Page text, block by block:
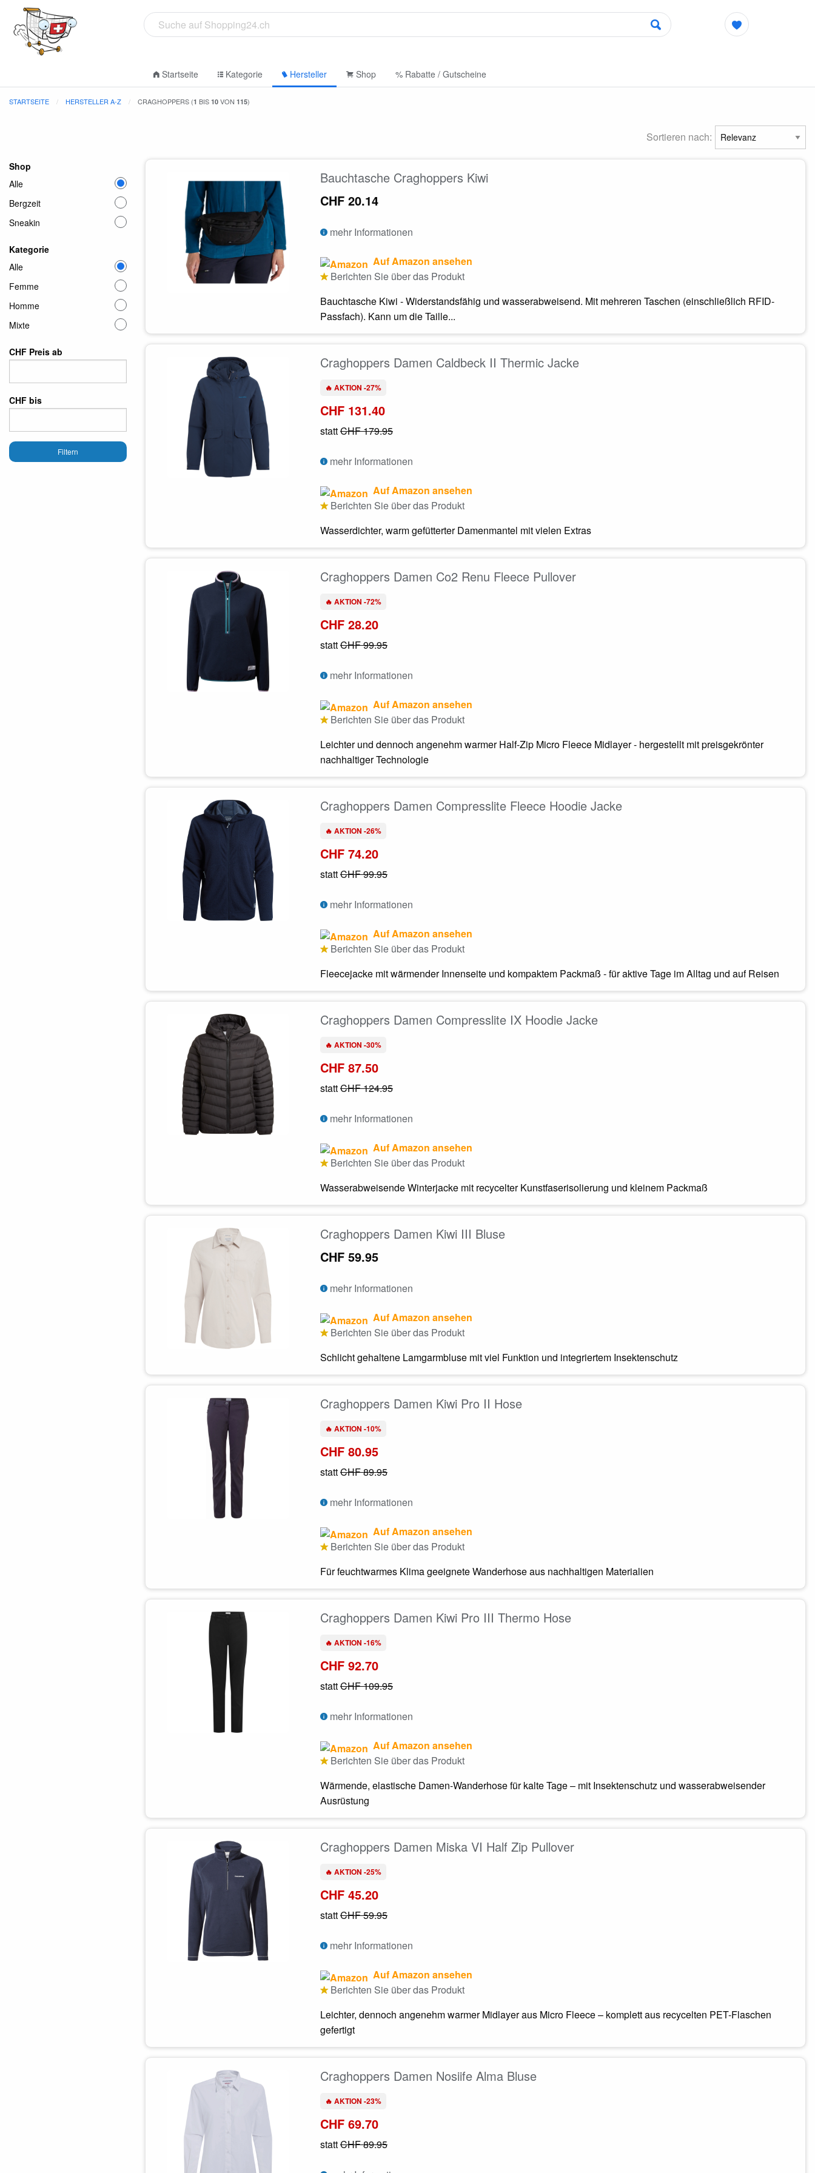
Startseite Kategorie Hersteller Shop % Rabatte / Gutscheine
STARTSEITE HERSTELLER A-Z CRAGHOPPERS (1 BIS 10 VON 115)
Sortieren nach:
Shop
Alle
Bergzeit
Sneakin
Kategorie
Alle
Femme
Homme
Mixte
CHF Preis ab
CHF bis
Filtern
Bauchtasche Craghoppers Kiwi
CHF 20.14
mehr Informationen
Auf Amazon ansehen
Berichten Sie über das Produkt
Bauchtasche Kiwi - Widerstandsfähig und wasserabweisend. Mit mehreren Taschen (einschließlich RFID-
Passfach). Kann um die Taille...
Craghoppers Damen Caldbeck II Thermic Jacke
🔥 AKTION -27%
CHF 131.40
stattCHF 179.95
mehr Informationen
Auf Amazon ansehen
Berichten Sie über das Produkt
Wasserdichter, warm gefütterter Damenmantel mit vielen Extras
Craghoppers Damen Co2 Renu Fleece Pullover
🔥 AKTION -72%
CHF 28.20
stattCHF 99.95
mehr Informationen
Auf Amazon ansehen
Berichten Sie über das Produkt
Leichter und dennoch angenehm warmer Half-Zip Micro Fleece Midlayer - hergestellt mit preisgekrönter
nachhaltiger Technologie
Craghoppers Damen Compresslite Fleece Hoodie Jacke
🔥 AKTION -26%
CHF 74.20
stattCHF 99.95
mehr Informationen
Auf Amazon ansehen
Berichten Sie über das Produkt
Fleecejacke mit wärmender Innenseite und kompaktem Packmaß - für aktive Tage im Alltag und auf Reisen
Craghoppers Damen Compresslite IX Hoodie Jacke
🔥 AKTION -30%
CHF 87.50
stattCHF 124.95
mehr Informationen
Auf Amazon ansehen
Berichten Sie über das Produkt
Wasserabweisende Winterjacke mit recycelter Kunstfaserisolierung und kleinem Packmaß
Craghoppers Damen Kiwi III Bluse
CHF 59.95
mehr Informationen
Auf Amazon ansehen
Berichten Sie über das Produkt
Schlicht gehaltene Lamgarmbluse mit viel Funktion und integriertem Insektenschutz
Craghoppers Damen Kiwi Pro II Hose
🔥 AKTION -10%
CHF 80.95
stattCHF 89.95
mehr Informationen
Auf Amazon ansehen
Berichten Sie über das Produkt
Für feuchtwarmes Klima geeignete Wanderhose aus nachhaltigen Materialien
Craghoppers Damen Kiwi Pro III Thermo Hose
🔥 AKTION -16%
CHF 92.70
stattCHF 109.95
mehr Informationen
Auf Amazon ansehen
Berichten Sie über das Produkt
Wärmende, elastische Damen-Wanderhose für kalte Tage – mit Insektenschutz und wasserabweisender
Ausrüstung
Craghoppers Damen Miska VI Half Zip Pullover
🔥 AKTION -25%
CHF 45.20
stattCHF 59.95
mehr Informationen
Auf Amazon ansehen
Berichten Sie über das Produkt
Leichter, dennoch angenehm warmer Midlayer aus Micro Fleece – komplett aus recycelten PET-Flaschen
gefertigt
Craghoppers Damen Nosiife Alma Bluse
🔥 AKTION -23%
CHF 69.70
stattCHF 89.95